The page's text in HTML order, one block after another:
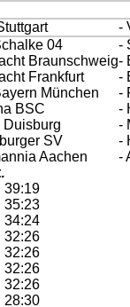
-
04 -
Braunschweig-
Frankfurt -
München -
BSC -
Duisburg -
SV -
Aachen -
39:19
35:23
34:24
32:26
32:26
32:26
32:26
28:30